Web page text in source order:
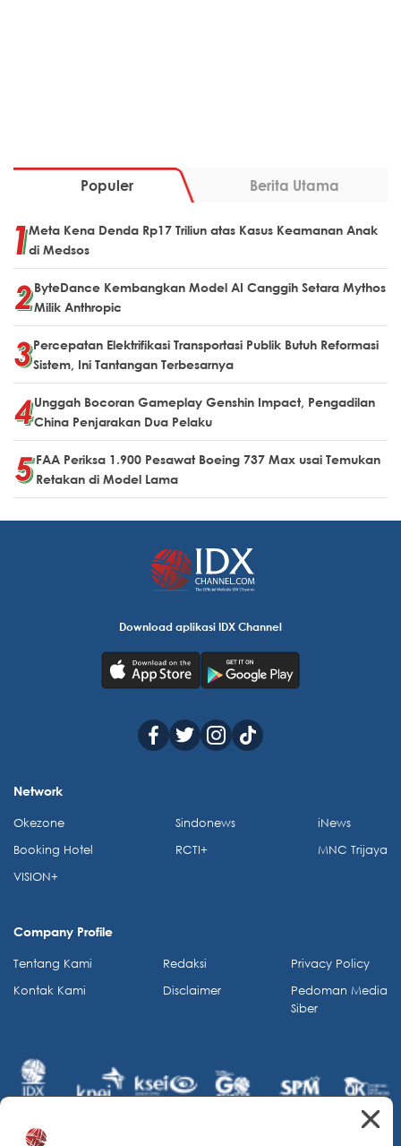
Populer Berita Utama
Meta Kena Denda Rp17 Triliun atas Kasus Keamanan Anak
di Medsos
ByteDance Kembangkan Model AI Canggih Setara Mythos
Milik Anthropic
Percepatan Elektrifikasi Transportasi Publik Butuh Reformasi
Sistem, Ini Tantangan Terbesarnya
Unggah Bocoran Gameplay Genshin Impact, Pengadilan
China Penjarakan Dua Pelaku
FAA Periksa 1.900 Pesawat Boeing 737 Max usai Temukan
Retakan di Model Lama
Download aplikasi IDX Channel
Network
Okezone
Booking Hotel
VISION+
Sindonews
RCTI+
iNews
MNC Trijaya
Company Profile
Tentang Kami
Kontak Kami
Redaksi
Disclaimer
Privacy Policy
Pedoman Media
Siber